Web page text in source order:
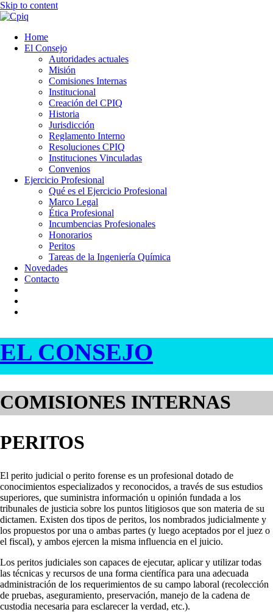
Skip to content
Home
El Consejo
Autoridades actuales
Misión
Comisiones Internas
Institucional
Creación del CPIQ
Historia
Jurisdicción
Reglamento Interno
Resoluciones CPIQ
Instituciones Vinculadas
Convenios
Ejercicio Profesional
Qué es el Ejercicio Profesional
Marco Legal
Ética Profesional
Incumbencias Profesionales
Honorarios
Peritos
Tareas de la Ingeniería Química
Novedades
Contacto
EL CONSEJO
COMISIONES INTERNAS
PERITOS
El perito judicial o perito forense es un profesional dotado de
conocimientos especializados y reconocidos, a través de sus estudios
superiores, que suministra información u opinión fundada a los
tribunales de justicia sobre los puntos litigiosos que son materia de su
dictamen. Existen dos tipos de peritos, los nombrados judicialmente y
los propuestos por una o ambas partes (y luego aceptados por el juez o
el fiscal), y ambos ejercen la misma influencia en el juicio.
Los peritos judiciales son capaces de ejecutar, aplicar y utilizar todas
las técnicas y recursos de una forma científica para una adecuada
administración de los requerimientos de su campo laboral (recolección
de pruebas, aseguramiento, preservación, manejo de la cadena de
custodia necesaria para esclarecer la verdad, etc.).